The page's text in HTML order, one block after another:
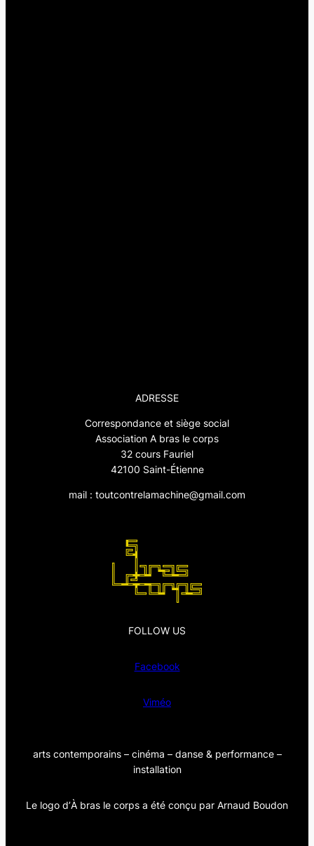
ADRESSE
Correspondance et siège social
Association A bras le corps
32 cours Fauriel
42100 Saint-Étienne
mail : toutcontrelamachine@gmail.com
FOLLOW US
Facebook
Viméo
arts contemporains – cinéma – danse & performance –
installation
Le logo d’À bras le corps a été conçu par Arnaud Boudon